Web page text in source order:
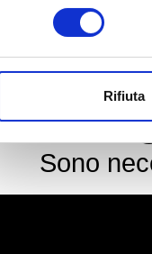
Rifiuta
Sono